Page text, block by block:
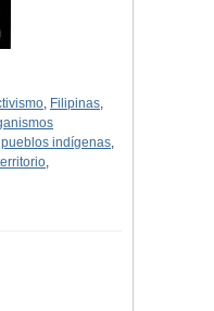
, Filipinas,
pueblos indígenas,
,